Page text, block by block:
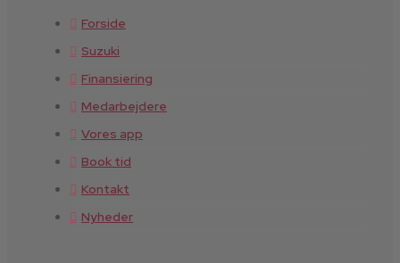
Forside
Suzuki
Finansiering
Medarbejdere
Vores app
Book tid
Kontakt
Nyheder